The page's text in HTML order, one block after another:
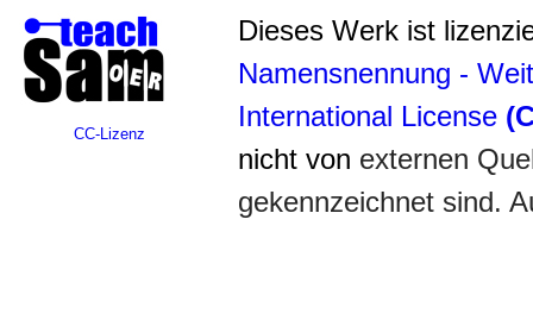
CC-Lizenz
Dieses Werk ist
Namensnennung -
International License
nicht von externen
gekennzeichnet sind.